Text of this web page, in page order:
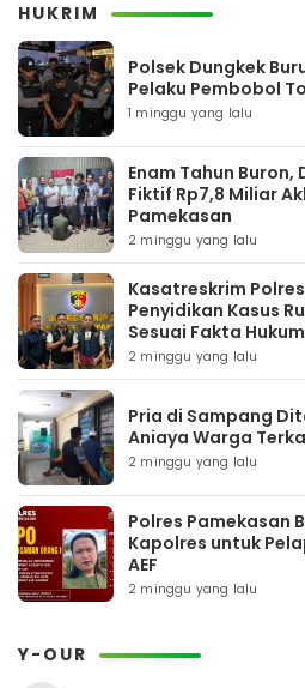
HUKRIM
Polsek Dungkek
Pelaku Pembobol
1 minggu yang lalu
Enam Tahun Buron,
Fiktif Rp7,8 Miliar
Pamekasan
2 minggu yang lalu
Kasatreskrim
Penyidikan Kasus
Sesuai Fakta Hukum
2 minggu yang lalu
Pria di Sampang
Aniaya Warga
2 minggu yang lalu
Polres Pamekasan
Kapolres untuk
AEF
2 minggu yang lalu
Y-OUR